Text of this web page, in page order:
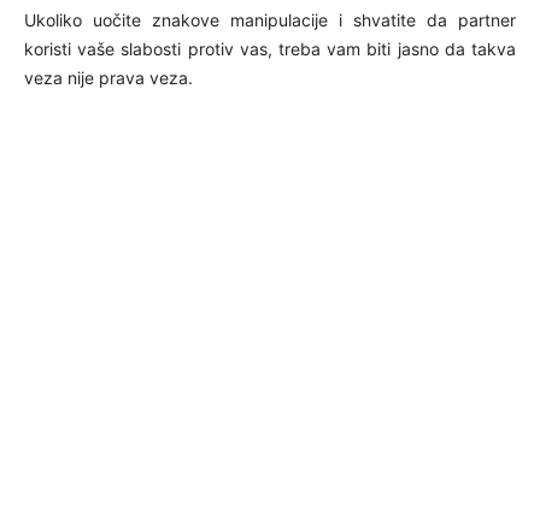
Ukoliko uočite znakove manipulacije i shvatite da partner
koristi vaše slabosti protiv vas, treba vam biti jasno da takva
veza nije prava veza.